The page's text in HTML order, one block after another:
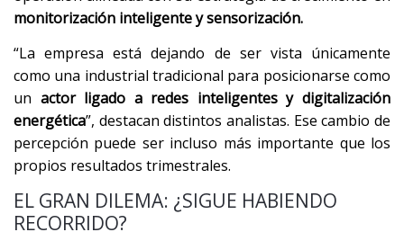
monitorización inteligente y sensorización.
“La empresa está dejando de ser vista únicamente
como una industrial tradicional para posicionarse como
un actor ligado a redes inteligentes y digitalización
energética”, destacan distintos analistas. Ese cambio de
percepción puede ser incluso más importante que los
propios resultados trimestrales.
EL GRAN DILEMA: ¿SIGUE HABIENDO
RECORRIDO?